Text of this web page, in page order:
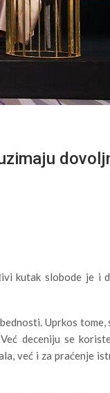
kutak slobode je i
Uprkos tome,
deceniju se
već i za praćenje